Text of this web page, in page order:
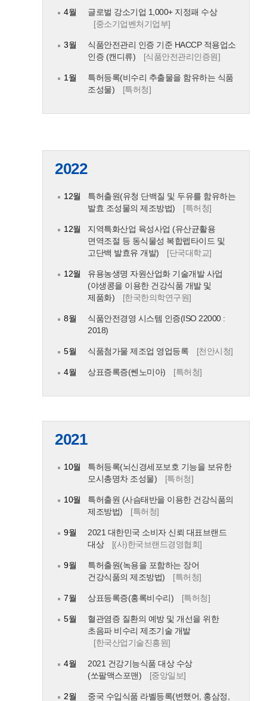
4월
글로벌 강소기업 1,000+ 지정패 수상
[중소기업벤처기업부]
3월
식품안전관리 인증 기준 HACCP 적용업소
인증 (캔디류)
[식품안전관리인증원]
1월
특허등록(비수리 추출물을 함유하는 식품
조성물)
[특허청]
2022
12월
특허출원(유청 단백질 및 두유를 함유하는
발효 조성물의 제조방법)
[특허청]
12월
지역특화산업 육성사업 (유산균활용
면역조절 등 동식물성 복합펩타이드 및
고단백 발효유 개발)
[단국대학교]
12월
유용농생명 자원산업화 기술개발 사업
(야생콩을 이용한 건강식품 개발 및
제품화)
[한국한의학연구원]
8월
식품안전경영 시스템 인증(ISO 22000 :
2018)
5월 식품첨가물 제조업 영업등록 [천안시청]
4월 상표증록증(쎈노미아) [특허청]
2021
10월
특허등록(뇌신경세포보호 기능을 보유한
모시총명차 조성물)
[특허청]
10월
특허출원 (사슴태반을 이용한 건강식품의
제조방법)
[특허청]
9월
2021 대한민국 소비자 신뢰 대표브랜드
대상
[(사)한국브랜드경영협회]
9월
특허출원(녹용을 포함하는 장어
건강식품의 제조방법)
[특허청]
7월 상표등록증(홍록비수리) [특허청]
5월
혈관염증 질환의 예방 및 개선을 위한
초음파 비수리 제조기술 개발
[한국산업기술진흥원]
4월
2021 건강기능식품 대상 수상
(쏘팔맥스포맨)
[중앙일보]
2월 중국 수입식품 라벨등록(변했어, 홍삼정,